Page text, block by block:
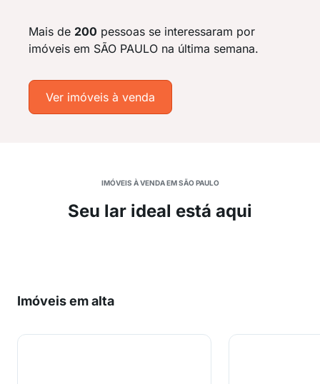
Mais de 200 pessoas se interessaram por
imóveis em SÃO PAULO na última semana.
Ver imóveis à venda
IMÓVEIS À VENDA EM SÃO PAULO
Seu lar ideal está aqui
Imóveis em alta